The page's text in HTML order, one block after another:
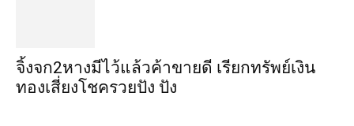
จิ้งจก​2​หาง​มีไว้แล้ว​ค้าขาย​ดี​ เรียก​ทรัพย์เงิน
ทอง​เสี่ยงโชค​รวยปัง​ ปัง​